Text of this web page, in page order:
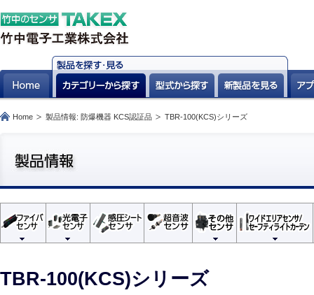
Home 製品情報: 防爆機器 KCS認証品 TBR-100(KCS)シリーズ
TBR-100(KCS)シリーズ